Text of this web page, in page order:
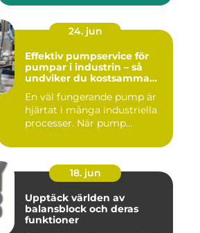
24. jun
Effektiv pumpservice för
pumpar i industrin – så
undviker du kostsamma
En väl fungerande pump är
hjärtat i många industriella
processer. När pump...
18. jun
Upptäck världen av
balansblock och deras
funktioner